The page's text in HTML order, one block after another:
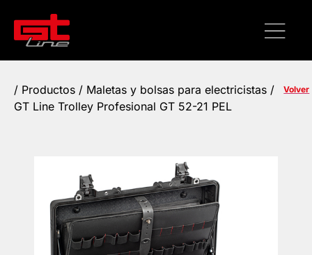
/ Productos / Maletas y bolsas para electricistas /
GT Line Trolley Profesional GT 52-21 PEL
Volver